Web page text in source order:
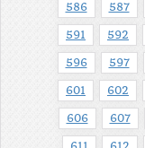
586 587
591 592
596 597
601 602
606 607